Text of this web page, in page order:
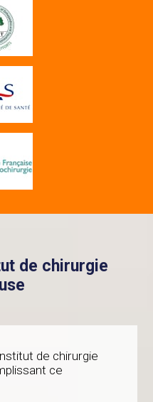
de chirurgie
de chirurgie
ce